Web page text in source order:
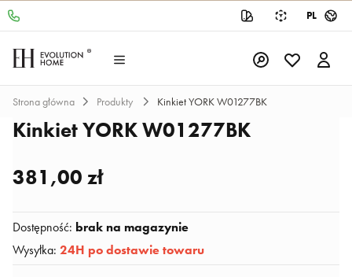
PL
Strona główna Produkty Kinkiet YORK W01277BK
Kinkiet YORK W01277BK
381,00 zł
Dostępność: brak na magazynie
Wysyłka: 24H po dostawie towaru